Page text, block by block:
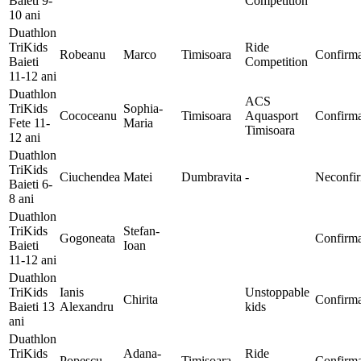
10 ani
Duathlon
TriKids
Baieti
11-12 ani
Robeanu Marco Timisoara
Ride
Competition
Duathlon
TriKids
Fete 11-
12 ani
Cococeanu
Sophia-
Maria
Timisoara
ACS
Aquasport
Timisoara
Duathlon
TriKids
Baieti 6-
8 ani
Ciuchendea Matei Dumbravita -
Duathlon
TriKids
Baieti
11-12 ani
Gogoneata
Stefan-
Ioan
Duathlon
TriKids
Baieti 13
ani
Ianis
Alexandru
Chirita
Unstoppable
kids
Duathlon
TriKids
Adana- Ride